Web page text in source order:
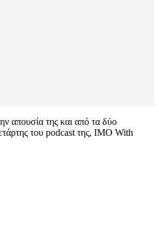
απουσία της και από τα δύο
του podcast της, IMO With